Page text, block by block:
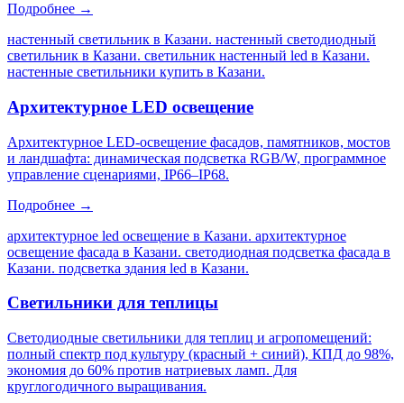
Подробнее →
настенный светильник в Казани. настенный светодиодный
светильник в Казани. светильник настенный led в Казани.
настенные светильники купить в Казани.
Архитектурное LED освещение
Архитектурное LED-освещение фасадов, памятников, мостов
и ландшафта: динамическая подсветка RGB/W, программное
управление сценариями, IP66–IP68.
Подробнее →
архитектурное led освещение в Казани. архитектурное
освещение фасада в Казани. светодиодная подсветка фасада в
Казани. подсветка здания led в Казани.
Светильники для теплицы
Светодиодные светильники для теплиц и агропомещений:
полный спектр под культуру (красный + синий), КПД до 98%,
экономия до 60% против натриевых ламп. Для
круглогодичного выращивания.